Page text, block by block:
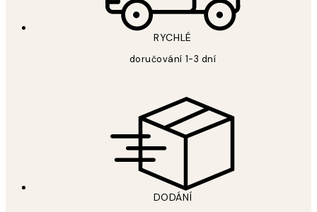
RYCHLÉ
doručování 1-3 dní
DODÁNÍ